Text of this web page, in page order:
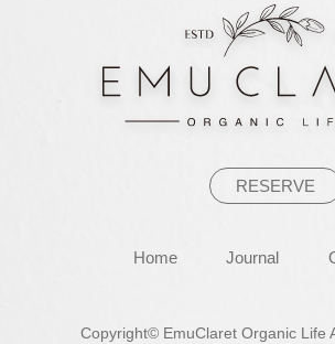
RESERVE
Home Journal
Copyright© EmuClaret Organic Life